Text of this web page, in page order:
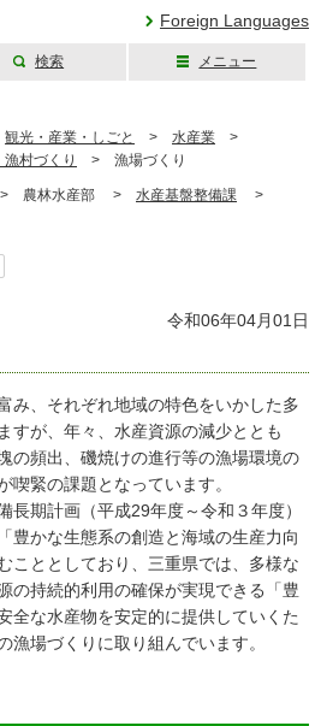
Foreign Languages
検索 メニュー
観光・産業・しごと > 水産業 >
村づくり > 漁場づくり
農林水産部 > 水産基盤整備課 >
令和06年04月01日
み、それぞれ地域の特色をいかした多
すが、年々、水産資源の減少ととも
の頻出、磯焼けの進行等の漁場環境の
喫緊の課題となっています。
期計画（平成29年度～令和３年度）
豊かな生態系の創造と海域の生産力向
こととしており、三重県では、多様な
の持続的利用の確保が実現できる「豊
全な水産物を安定的に提供していくた
漁場づくりに取り組んでいます。